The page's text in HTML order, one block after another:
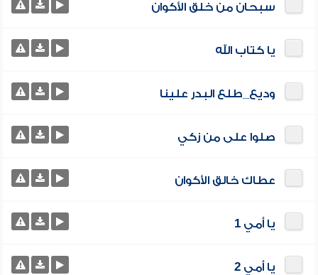
سبحان من خلق الأكوان
يا كتاب الله
وديع_طلع البدر علينا
صلوا على من زكي
عطاك خالق الأكوان
يا أمي 1
يا أمي 2